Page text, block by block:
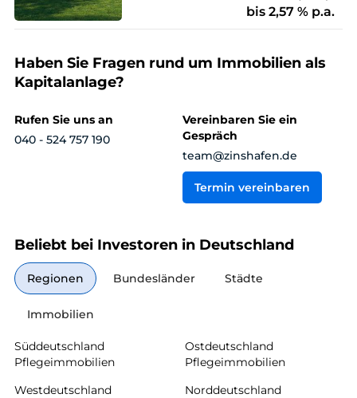
bis 2,57 % p.a.
Haben Sie Fragen rund um Immobilien als
Kapitalanlage?
Rufen Sie uns an
040 - 524 757 190
Vereinbaren Sie ein
Gespräch
team@zinshafen.de
Termin vereinbaren
Beliebt bei Investoren in Deutschland
Regionen Bundesländer Städte
Immobilien
Süddeutschland
Pflegeimmobilien
Ostdeutschland
Pflegeimmobilien
Westdeutschland
Norddeutschland